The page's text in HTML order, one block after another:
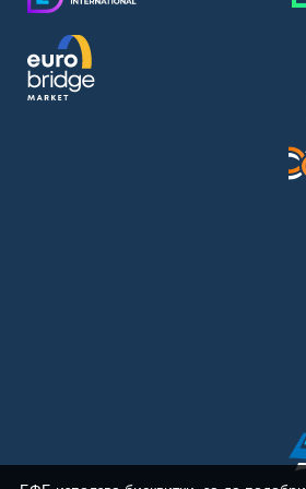
BASF SE (BAS)
Bayer AG (BAYN)
Bayerische Motoren Werke AG (BMW)
BE Semiconductor Industries N.V. (BSI)
Capital One Financial Corp. (CFX)